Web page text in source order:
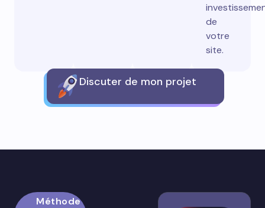
de
votre
site.
Discuter de mon projet
Méthode